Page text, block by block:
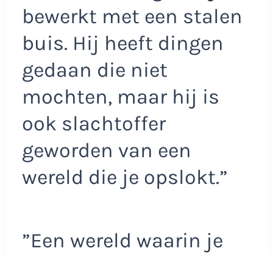
bewerkt met een stalen
buis. Hij heeft dingen
gedaan die niet
mochten, maar hij is
ook slachtoffer
geworden van een
wereld die je opslokt.”
”Een wereld waarin je